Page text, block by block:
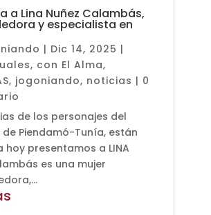
a Lina Nuñez Calambás,
y especialista en
| Dic 14, 2025 |
, con El Alma,
, jogoniando, noticias | 0
de los personajes del
de Piendamó-Tunía, están
hoy presentamos a LINA
es una mujer